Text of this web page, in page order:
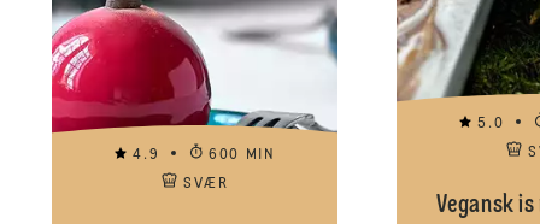
4.9
600 MIN
SVÆR
5.0
Vegansk